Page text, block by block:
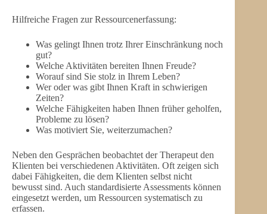
Hilfreiche Fragen zur Ressourcenerfassung:
Was gelingt Ihnen trotz Ihrer Einschränkung noch
gut?
Welche Aktivitäten bereiten Ihnen Freude?
Worauf sind Sie stolz in Ihrem Leben?
Wer oder was gibt Ihnen Kraft in schwierigen
Zeiten?
Welche Fähigkeiten haben Ihnen früher geholfen,
Probleme zu lösen?
Was motiviert Sie, weiterzumachen?
Neben den Gesprächen beobachtet der Therapeut den
Klienten bei verschiedenen Aktivitäten. Oft zeigen sich
dabei Fähigkeiten, die dem Klienten selbst nicht
bewusst sind. Auch standardisierte Assessments können
eingesetzt werden, um Ressourcen systematisch zu
erfassen.